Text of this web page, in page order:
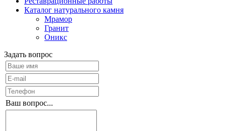
Каталог натурального камня
Мрамор
Гранит
Оникс
Задать вопрос
Ваш вопрос...